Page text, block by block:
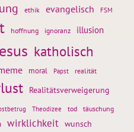
ethik evangelisch FSM
hoffnung ignoranz illusion
katholisch
moral Papst realität
Realitätsverweigerung
Theodizee tod täuschung
wirklichkeit wunsch